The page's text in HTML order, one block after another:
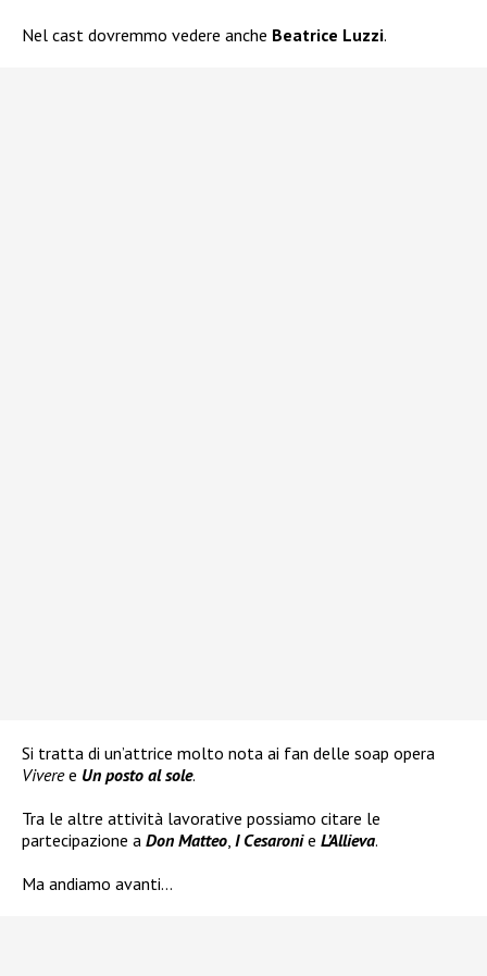
Nel cast dovremmo vedere anche Beatrice Luzzi.
Si tratta di un’attrice molto nota ai fan delle soap opera
Viveree Un posto al sole.
Tra le altre attività lavorative possiamo citare le
partecipazione a Don Matteo, I Cesaronie L’Allieva.
Ma andiamo avanti…